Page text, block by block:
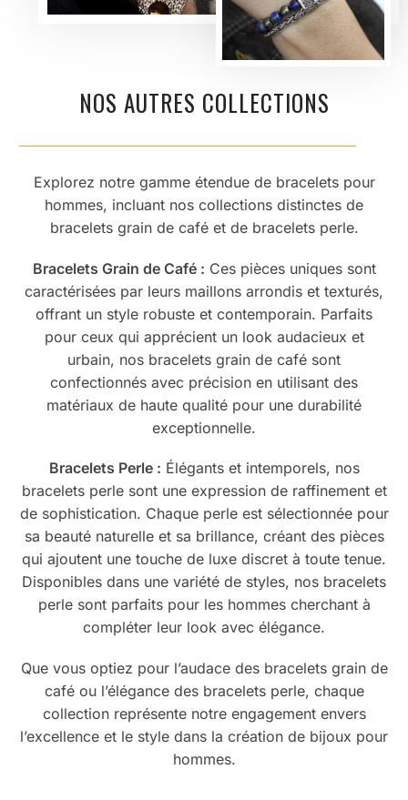
NOS AUTRES COLLECTIONS
Explorez notre gamme étendue de bracelets pour
hommes, incluant nos collections distinctes de
bracelets grain de café et de bracelets perle.
Bracelets Grain de Café : Ces pièces uniques sont
caractérisées par leurs maillons arrondis et texturés,
offrant un style robuste et contemporain. Parfaits
pour ceux qui apprécient un look audacieux et
urbain, nos bracelets grain de café sont
confectionnés avec précision en utilisant des
matériaux de haute qualité pour une durabilité
exceptionnelle.
Bracelets Perle : Élégants et intemporels, nos
bracelets perle sont une expression de raffinement et
de sophistication. Chaque perle est sélectionnée pour
sa beauté naturelle et sa brillance, créant des pièces
qui ajoutent une touche de luxe discret à toute tenue.
Disponibles dans une variété de styles, nos bracelets
perle sont parfaits pour les hommes cherchant à
compléter leur look avec élégance.
Que vous optiez pour l’audace des bracelets grain de
café ou l’élégance des bracelets perle, chaque
collection représente notre engagement envers
l’excellence et le style dans la création de bijoux pour
hommes.